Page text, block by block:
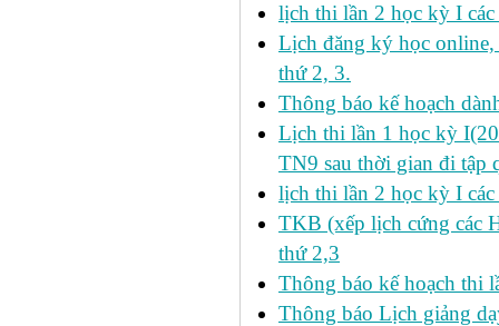
lịch thi lần 2 học kỳ I
Lịch đăng ký học
thứ 2, 3.
Thông báo kế hoạch
Lịch thi lần 1 học kỳ
TN9 sau thời gian đi tập
lịch thi lần 2 học kỳ I
TKB (xếp lịch cứng các
thứ 2,3
Thông báo kế hoạch thi
Thông báo Lịch giảng